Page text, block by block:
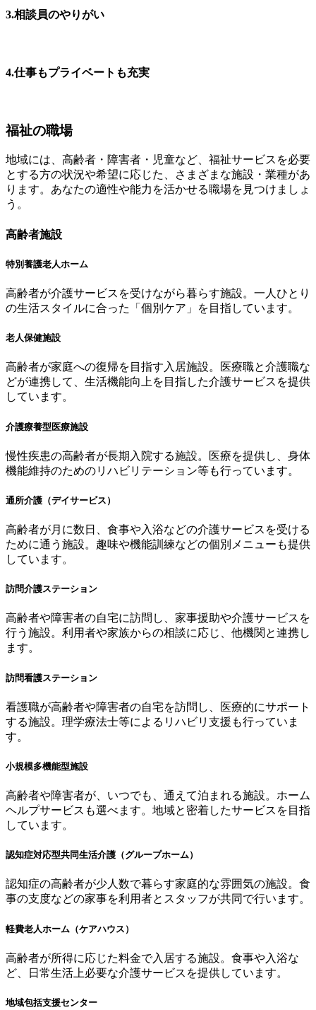
3.相談員のやりがい
4.仕事もプライベートも充実
福祉の職場
地域には、高齢者・障害者・児童など、福祉サービスを必要
とする方の状況や希望に応じた、さまざまな施設・業種があ
ります。あなたの適性や能力を活かせる職場を見つけましょ
う。
高齢者施設
特別養護老人ホーム
高齢者が介護サービスを受けながら暮らす施設。一人ひとり
の生活スタイルに合った「個別ケア」を目指しています。
老人保健施設
高齢者が家庭への復帰を目指す入居施設。医療職と介護職な
どが連携して、生活機能向上を目指した介護サービスを提供
しています。
介護療養型医療施設
慢性疾患の高齢者が長期入院する施設。医療を提供し、身体
機能維持のためのリハビリテーション等も行っています。
通所介護（デイサービス）
高齢者が月に数日、食事や入浴などの介護サービスを受ける
ために通う施設。趣味や機能訓練などの個別メニューも提供
しています。
訪問介護ステーション
高齢者や障害者の自宅に訪問し、家事援助や介護サービスを
行う施設。利用者や家族からの相談に応じ、他機関と連携し
ます。
訪問看護ステーション
看護職が高齢者や障害者の自宅を訪問し、医療的にサポート
する施設。理学療法士等によるリハビリ支援も行っていま
す。
小規模多機能型施設
高齢者や障害者が、いつでも、通えて泊まれる施設。ホーム
ヘルプサービスも選べます。地域と密着したサービスを目指
しています。
認知症対応型共同生活介護（グループホーム）
認知症の高齢者が少人数で暮らす家庭的な雰囲気の施設。食
事の支度などの家事を利用者とスタッフが共同で行います。
軽費老人ホーム（ケアハウス）
高齢者が所得に応じた料金で入居する施設。食事や入浴な
ど、日常生活上必要な介護サービスを提供しています。
地域包括支援センター